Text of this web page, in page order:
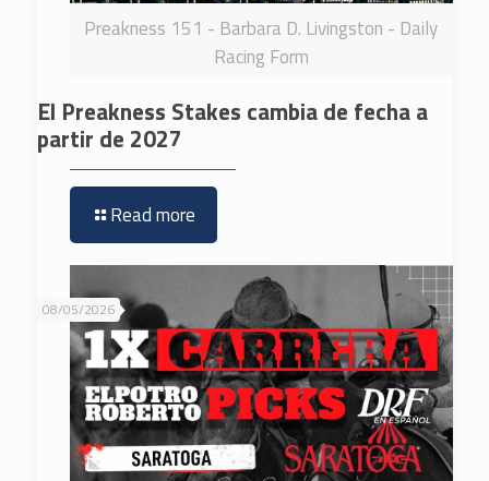
Preakness 151 - Barbara D. Livingston - Daily
Racing Form
El Preakness Stakes cambia de fecha a
partir de 2027
Read more
08/05/2026